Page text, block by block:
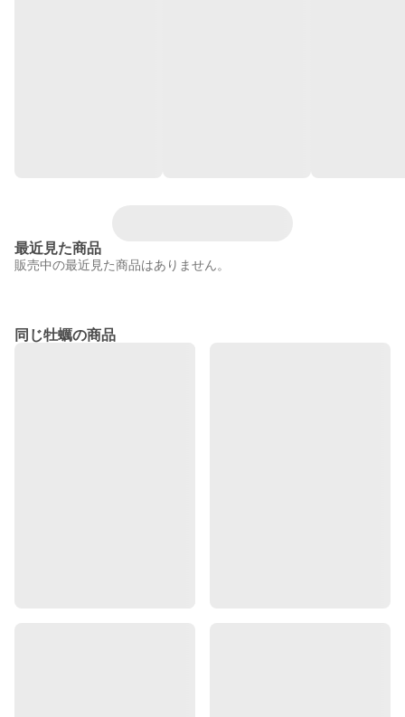
最近見た商品
販売中の最近見た商品はありません。
同じ牡蠣の商品